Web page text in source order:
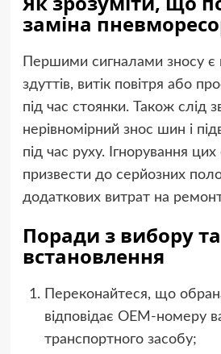
заміна
Першими сигналами зносу є
здуттів, витік повітря або
під час стоянки. Також слід
нерівномірний знос шин і
під час руху. Ігнорування
призвести до серйозних
додаткових витрат на
Поради з вибору та
встановлення
Переконайтеся, що
відповідає OEM-номеру
транспортного засобу;